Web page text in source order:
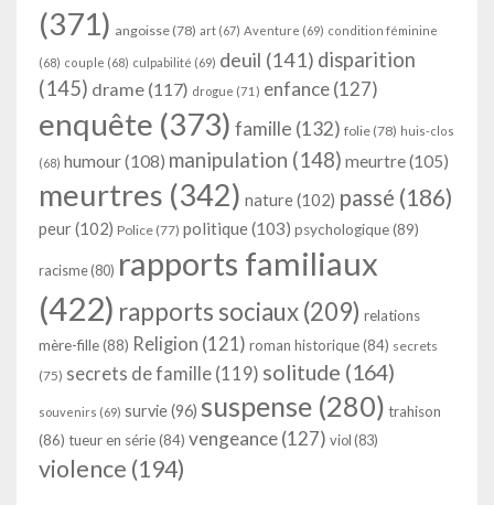
(371) angoisse (78) art (67) Aventure (69) condition féminine
(68) couple (68) culpabilité (69) deuil (141) disparition
(145) drame (117) drogue (71) enfance(127)
enquête (373) famille (132) folie (78) huis-clos
(68) humour(108) manipulation (148) meurtre(105)
meurtres (342) nature(102) passé (186)
peur(102) Police (77) politique(103) psychologique(89)
racisme (80) rapports familiaux
(422) rapports sociaux(209) relations
mère-fille(88) Religion (121) roman historique(84) secrets
(75) secrets de famille (119) solitude (164)
souvenirs (69) survie(96) suspense (280) trahison
(86) tueur en série(84) vengeance(127) viol (83)
violence (194)